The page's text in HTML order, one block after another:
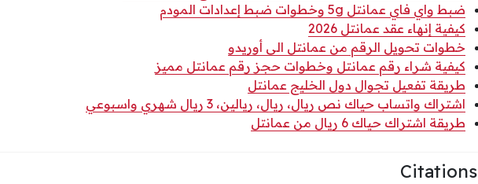
ضبط واي فاي عمانتل 5g وخطوات ضبط إعدادات المودم
كيفية إنهاء عقد عمانتل 2026
خطوات تحويل الرقم من عمانتل الى أوريدو
كيفية شراء رقم عمانتل وخطوات حجز رقم عمانتل مميز
طريقة تفعيل تجوال دول الخليج عمانتل
اشتراك واتساب حياك نص ريال، ريال، ريالين، 3 ريال شهري واسبوعي
طريقة اشتراك حياك 6 ريال من عمانتل
Citations